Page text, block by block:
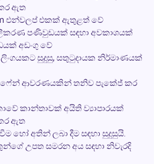
ඇත
එන්වලප් එකක් ඇතුළත් වේ
පණිවුඩයක් සඳහා අවකාශයක්
අඩංගු වේ
සුදුසු, සතුටුදායක නිර්මාණයක්
ආවරණයකින් තනිව පැකේජ් කර
කාන්තාවක් අයිති ව්‍යාපාරයක්
ඇත
හෝ අතින් ලබා දීම සඳහා සුදුසුයි.
උපත සමරන අය සඳහා නිවැරදි